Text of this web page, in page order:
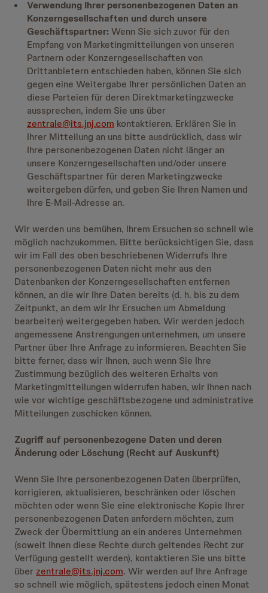
Verwendung Ihrer personenbezogenen Daten an
Konzerngesellschaften und durch unsere
Geschäftspartner:Wenn Sie sich zuvor für den
Empfang von Marketingmitteilungen von unseren
Partnern oder Konzerngesellschaften von
Drittanbietern entschieden haben, können Sie sich
gegen eine Weitergabe Ihrer persönlichen Daten an
diese Parteien für deren Direktmarketingzwecke
aussprechen, indem Sie uns über
zentrale@its.jnj.com kontaktieren. Erklären Sie in
Ihrer Mitteilung an uns bitte ausdrücklich, dass wir
Ihre personenbezogenen Daten nicht länger an
unsere Konzerngesellschaften und/oder unsere
Geschäftspartner für deren Marketingzwecke
weitergeben dürfen, und geben Sie Ihren Namen und
Ihre E-Mail-Adresse an.
Wir werden uns bemühen, Ihrem Ersuchen so schnell wie
möglich nachzukommen. Bitte berücksichtigen Sie, dass
wir im Fall des oben beschriebenen Widerrufs Ihre
personenbezogenen Daten nicht mehr aus den
Datenbanken der Konzerngesellschaften entfernen
können, an die wir Ihre Daten bereits (d. h. bis zu dem
Zeitpunkt, an dem wir Ihr Ersuchen um Abmeldung
bearbeiten) weitergegeben haben. Wir werden jedoch
angemessene Anstrengungen unternehmen, um unsere
Partner über Ihre Anfrage zu informieren. Beachten Sie
bitte ferner, dass wir Ihnen, auch wenn Sie Ihre
Zustimmung bezüglich des weiteren Erhalts von
Marketingmitteilungen widerrufen haben, wir Ihnen nach
wie vor wichtige geschäftsbezogene und administrative
Mitteilungen zuschicken können.
Zugriff auf personenbezogene Daten und deren
Änderung oder Löschung (Recht auf Auskunft)
Wenn Sie Ihre personenbezogenen Daten überprüfen,
korrigieren, aktualisieren, beschränken oder löschen
möchten oder wenn Sie eine elektronische Kopie Ihrer
personenbezogenen Daten anfordern möchten, zum
Zweck der Übermittlung an ein anderes Unternehmen
(soweit Ihnen diese Rechte durch geltendes Recht zur
Verfügung gestellt werden), kontaktieren Sie uns bitte
über zentrale@its.jnj.com. Wir werden auf Ihre Anfrage
so schnell wie möglich, spätestens jedoch einen Monat